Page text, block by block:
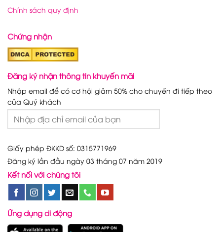
Chính sách quy định
Chứng nhận
Đăng ký nhận thông tin khuyến mãi
Nhập email để có cơ hội giảm 50% cho chuyến đi tiếp theo
của Quý khách
Giấy phép ĐKKD số: 0315771969
Đăng ký lần đầu ngày 03 tháng 07 năm 2019
Kết nối với chúng tôi
Ứng dụng di động